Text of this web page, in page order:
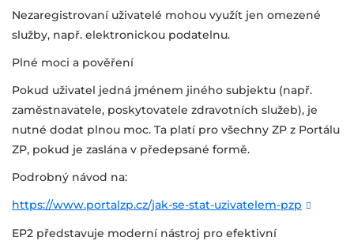
Nezaregistrovaní uživatelé mohou využít jen omezené
služby, např. elektronickou podatelnu.
Plné moci a pověření
Pokud uživatel jedná jménem jiného subjektu (např.
zaměstnavatele, poskytovatele zdravotních služeb), je
nutné dodat plnou moc. Ta platí pro všechny ZP z Portálu
ZP, pokud je zaslána v předepsané formě.
Podrobný návod na:
https://www.portalzp.cz/jak-se-stat-uzivatelem-pzp
EP2 představuje moderní nástroj pro efektivní